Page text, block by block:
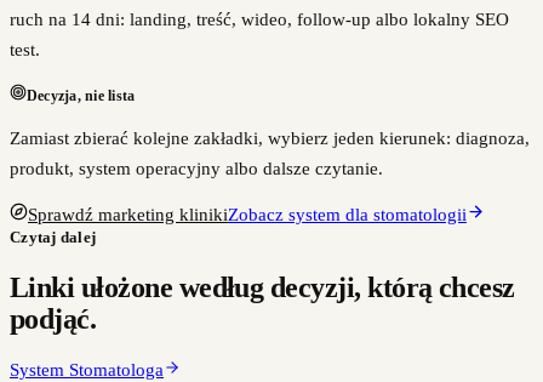
ruch na 14 dni: landing, treść, wideo, follow-up albo lokalny SEO
test.
Decyzja, nie lista
Zamiast zbierać kolejne zakładki, wybierz jeden kierunek: diagnoza,
produkt, system operacyjny albo dalsze czytanie.
Sprawdź marketing klinikiZobacz system dla stomatologii
Czytaj dalej
Linki ułożone według decyzji, którą chcesz
podjąć.
System Stomatologa